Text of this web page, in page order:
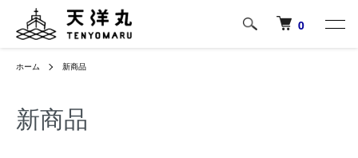
0
ホーム 新商品
新商品